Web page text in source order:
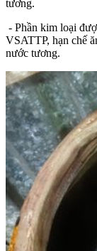
tương.
- Phần kim loại
VSATTP, hạn chế
nước tương.